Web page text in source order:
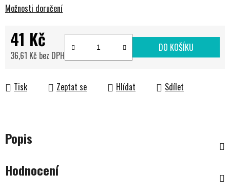
Možnosti doručení
41 Kč
36,61 Kč bez DPH
DO KOŠÍKU
Tisk Zeptat se Hlídat Sdílet
Popis
Hodnocení